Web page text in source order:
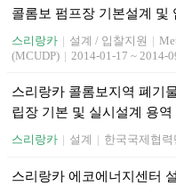
콜롬보 펌프장 기본설계 및
스리랑카 | 설계 / 입찰지원 |
(MCUDP) | 2014-01-17 ~ 2014-
스리랑카 콜롬보지역 폐기
립장 기본 및 실시설계 용역
스리랑카 | 설계 | 한국국제협력
스리랑카 에코에너지센터